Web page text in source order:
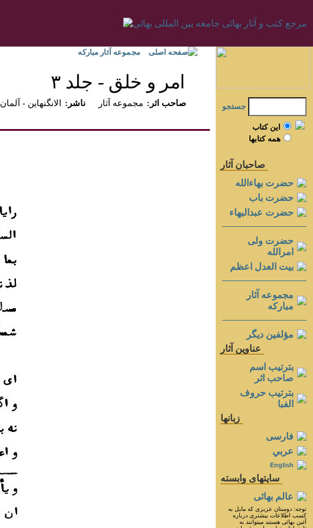
صفحه اصلی مجموعه آثار مبارکه
امر و خلق - جلد ۳
الانگنهاين - آلمان ۱۹۸۴ م :ناشر مجموعه آثار
:صاحب اثر
جستجو
اين کتاب
همه کتابها
صاحبان آثار
حضرت بهاءالله
حضرت باب
حضرت عبدالبهاء
حضرت ولی
امرالله
بيت العدل اعظم
مجموعه آثار
مباركه
مؤلفين ديگر
عناوين آثار
بترتيب اسم
صاحب اثر
بترتيب حروف
الفبا
زبانها
فارسی
عربي
English
سايتهای وابسته
عالم بهائی
توجه: دوستان عزيزى كه مايل به
كسب اطلاعات بيشترى درباره
آئين بهائى هستند ميتوانند به